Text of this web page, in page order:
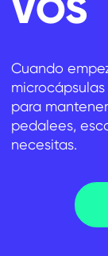
VOS
Cuando
para
pedalees,
necesitas.